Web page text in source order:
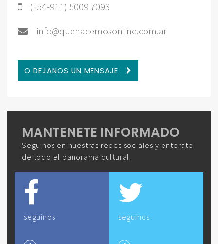
(+54-911) 5009 7093
info@quehacemosonline.com.ar
O DEJANOS UN MENSAJE
MANTENETE INFORMADO
Seguinos en nuestras redes sociales y enterate
de todo el panorama cultural.
seguinos seguinos